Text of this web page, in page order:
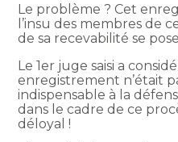
Le problème ? Cet
l’insu des membres de
de sa recevabilité se
Le 1er juge saisi a
enregistrement n’était
indispensable à la
dans le cadre de ce
déloyal !